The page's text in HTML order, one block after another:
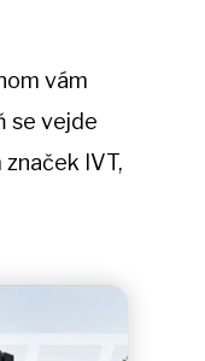
vám
se vejde
IVT,